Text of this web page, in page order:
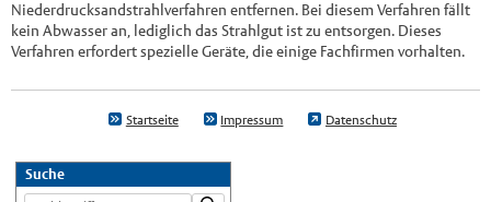
Niederdrucksandstrahlverfahren entfernen. Bei diesem Verfahren fällt
kein Abwasser an, lediglich das Strahlgut ist zu entsorgen. Dieses
Verfahren erfordert spezielle Geräte, die einige Fachfirmen vorhalten.
Startseite Impressum Datenschutz
Suche